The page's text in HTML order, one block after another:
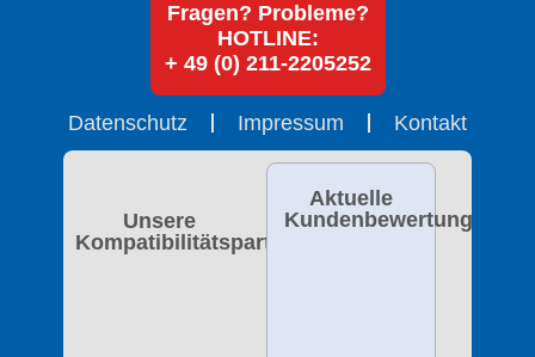
Datenschutz Impressum Kontakt
Fragen? Probleme?
HOTLINE:
+ 49 (0) 211-2205252
Unsere
Kompatibilitätspartner
Aktuelle
Kundenbewertung